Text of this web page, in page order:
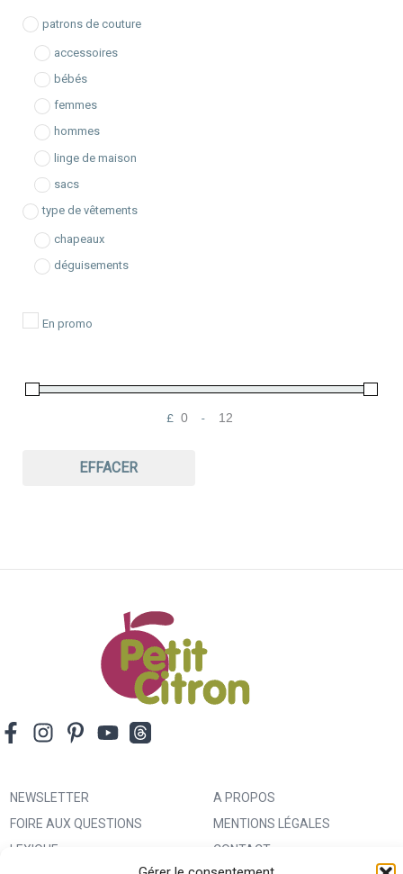
patrons de couture
accessoires
bébés
femmes
hommes
linge de maison
sacs
type de vêtements
chapeaux
déguisements
En promo
£ -
EFFACER
NEWSLETTER
FOIRE AUX QUESTIONS
LEXIQUE
A PROPOS
MENTIONS LÉGALES
CONTACT